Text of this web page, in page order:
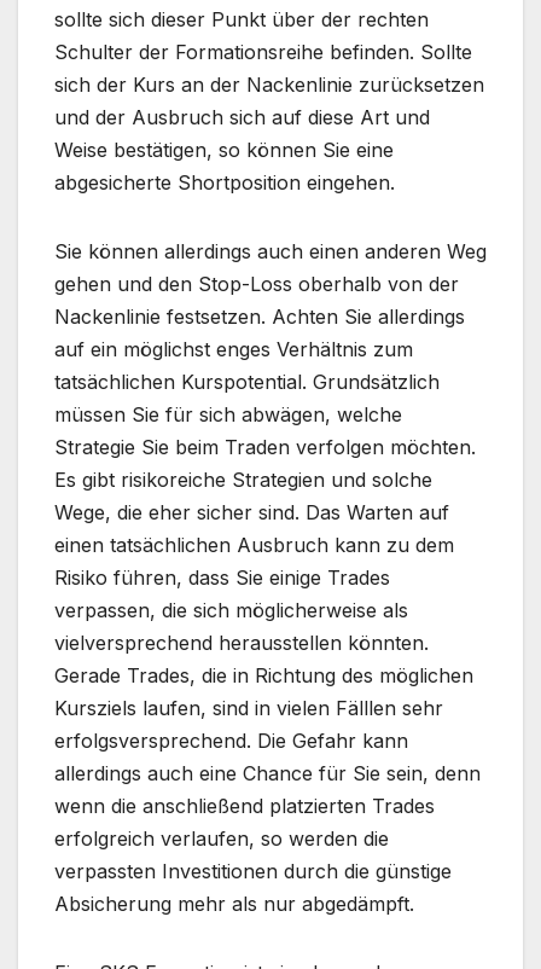
sollte sich dieser Punkt über der rechten
Schulter der Formationsreihe befinden. Sollte
sich der Kurs an der Nackenlinie zurücksetzen
und der Ausbruch sich auf diese Art und
Weise bestätigen, so können Sie eine
abgesicherte Shortposition eingehen.
Sie können allerdings auch einen anderen Weg
gehen und den Stop-Loss oberhalb von der
Nackenlinie festsetzen. Achten Sie allerdings
auf ein möglichst enges Verhältnis zum
tatsächlichen Kurspotential. Grundsätzlich
müssen Sie für sich abwägen, welche
Strategie Sie beim Traden verfolgen möchten.
Es gibt risikoreiche Strategien und solche
Wege, die eher sicher sind. Das Warten auf
einen tatsächlichen Ausbruch kann zu dem
Risiko führen, dass Sie einige Trades
verpassen, die sich möglicherweise als
vielversprechend herausstellen könnten.
Gerade Trades, die in Richtung des möglichen
Kursziels laufen, sind in vielen Fälllen sehr
erfolgsversprechend. Die Gefahr kann
allerdings auch eine Chance für Sie sein, denn
wenn die anschließend platzierten Trades
erfolgreich verlaufen, so werden die
verpassten Investitionen durch die günstige
Absicherung mehr als nur abgedämpft.